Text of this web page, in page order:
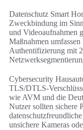
Datenschutz Smart
Zweckbindung im
und Videoaufnahmen
Maßnahmen
Authentifizierung mit
Cybersecurity
TLS/DTLS-
wie AVM und die
Nutzer sollten sichere
unsichere Kameras